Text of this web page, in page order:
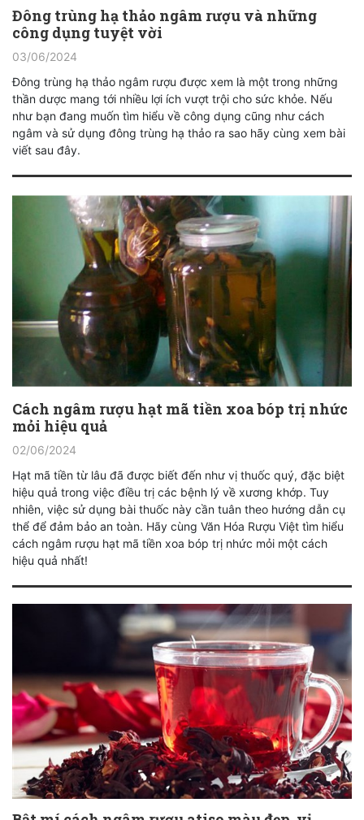
Đông trùng hạ thảo ngâm rượu và những
công dụng tuyệt vời
03/06/2024
Đông trùng hạ thảo ngâm rượu được xem là một trong những
thần dược mang tới nhiều lợi ích vượt trội cho sức khỏe. Nếu
như bạn đang muốn tìm hiểu về công dụng cũng như cách
ngâm và sử dụng đông trùng hạ thảo ra sao hãy cùng xem bài
viết sau đây.
Cách ngâm rượu hạt mã tiền xoa bóp trị nhức
mỏi hiệu quả
02/06/2024
Hạt mã tiền từ lâu đã được biết đến như vị thuốc quý, đặc biệt
hiệu quả trong việc điều trị các bệnh lý về xương khớp. Tuy
nhiên, việc sử dụng bài thuốc này cần tuân theo hướng dẫn cụ
thể để đảm bảo an toàn. Hãy cùng Văn Hóa Rượu Việt tìm hiểu
cách ngâm rượu hạt mã tiền xoa bóp trị nhức mỏi một cách
hiệu quả nhất!